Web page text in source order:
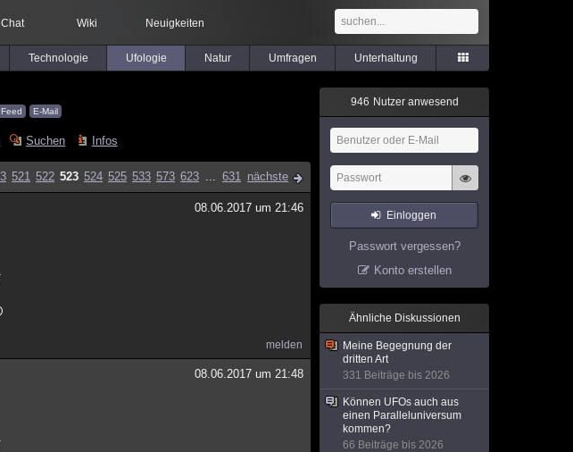
Chat Wiki Neuigkeiten
Technologie Ufologie Natur Umfragen Unterhaltung
Feed E-Mail
Suchen Infos
521 522 523 524 525 533 573 623 ... 631 nächste
08.06.2017 um 21:46
melden
08.06.2017 um 21:48
946 Nutzer anwesend
Einloggen
Passwort vergessen?
Konto erstellen
Ähnliche Diskussionen
Meine Begegnung der
dritten Art
331 Beiträge bis 2026
Können UFOs auch aus
einen Paralleluniversum
kommen?
66 Beiträge bis 2026